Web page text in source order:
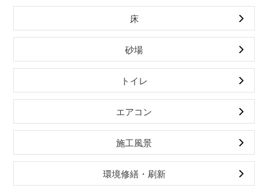
床
砂場
トイレ
エアコン
施工風景
環境修繕・刷新